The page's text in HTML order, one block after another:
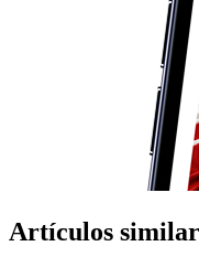
Artículos